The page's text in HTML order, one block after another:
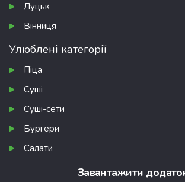
Луцьк
Вінниця
Улюблені категорії
Піца
Суші
Суші-сети
Бургери
Салати
Завантажити